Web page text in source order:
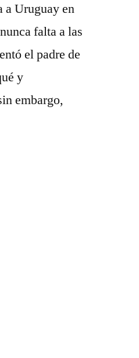
a Uruguay en
falta a las
el padre de
y
embargo,